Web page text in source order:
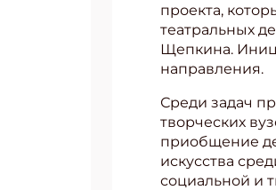
проекта,
театральных
Щепкина.
направления.
Среди задач
творческих
приобщение
искусства
социальной и